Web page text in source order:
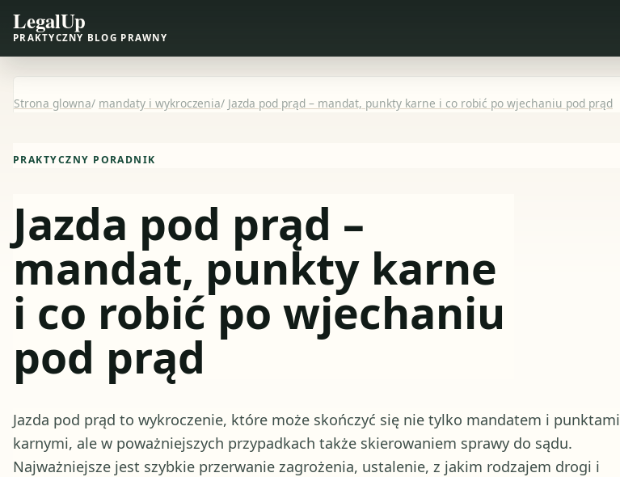
LegalUp
PRAKTYCZNY BLOG PRAWNY
Strona glowna/ mandaty i wykroczenia/ Jazda pod prąd – mandat, punkty karne i co robić po wjechaniu pod prąd
PRAKTYCZNY PORADNIK
Jazda pod prąd –
mandat, punkty karne
i co robić po wjechaniu
pod prąd
Jazda pod prąd to wykroczenie, które może skończyć się nie tylko mandatem i punktami
karnymi, ale w poważniejszych przypadkach także skierowaniem sprawy do sądu.
Najważniejsze jest szybkie przerwanie zagrożenia, ustalenie, z jakim rodzajem drogi i